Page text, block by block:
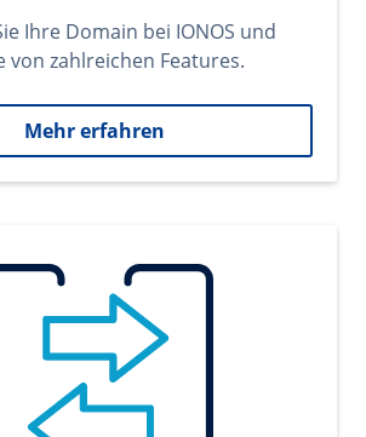
Ihre Domain bei IONOS und
von zahlreichen Features.
Mehr erfahren